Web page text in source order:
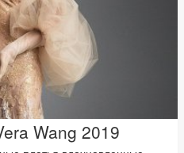
Wang 2019